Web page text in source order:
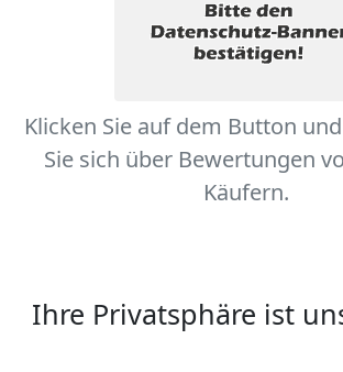
Klicken Sie auf dem Button
Sie sich über Bewertungen
Käufern.
Ihre Privatsphäre ist